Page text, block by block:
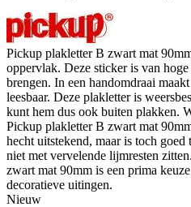
Pickup plakletter B zwart mat
oppervlak. Deze sticker is van
brengen. In een handomdraai
leesbaar. Deze plakletter is
kunt hem dus ook buiten plakken.
Pickup plakletter B zwart mat
hecht uitstekend, maar is toch
niet met vervelende lijmresten
zwart mat 90mm is een prima
decoratieve uitingen.
Nieuw